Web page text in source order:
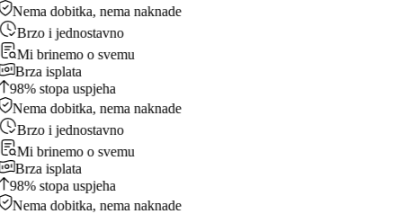
Nema dobitka, nema naknade
Brzo i jednostavno
Mi brinemo o svemu
Brza isplata
98% stopa uspjeha
Nema dobitka, nema naknade
Brzo i jednostavno
Mi brinemo o svemu
Brza isplata
98% stopa uspjeha
Nema dobitka, nema naknade